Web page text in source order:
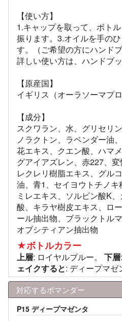
【使い方】
1.キャップを取って、ボト
振ります。3.オイルを手の
す。（ご希望の方にハンド
詳しい使い方は、ハンドブ
【原産国】
イギリス（オーラソーマプロ
【成分】
スクワラン、水、グリセリ
ノラクトン、ラベンダー油
花エキス、クエン酸、ハマ
グアイアズレン、赤227、
レクレリ樹脂エキス、グル
油、青1、セイヨウトチノ
ミレエキス、ソルビン酸K
酸、キラヤ樹皮エキス、ロ
ール抽出物、ブラックトル
オブシティアン抽出物
★ボトルカラー
上層: ロイヤルブルー。 下層
ェイクすると: ディープマゼ
対応するポマンダー
P15 ディープマゼンタ